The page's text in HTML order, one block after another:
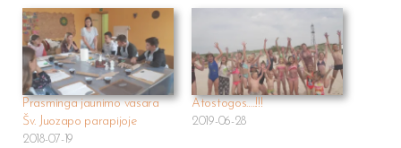
Prasminga jaunimo vasara
Šv. Juozapo parapijoje
2018-07-19
Atostogos…..!!!
2019-06-28